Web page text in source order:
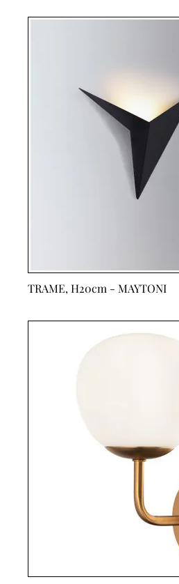
TRAME, H20cm - MAYTONI